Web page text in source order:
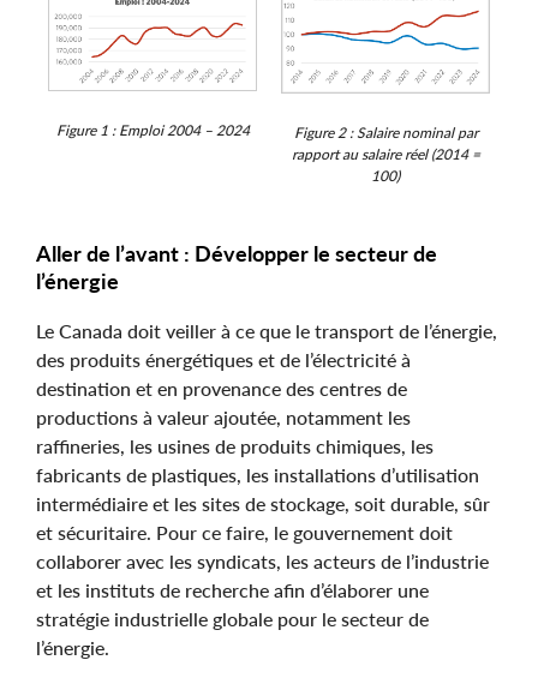
Figure 1 : Emploi 2004 – 2024
Figure 2 : Salaire nominal par
rapport au salaire réel (2014 =
100)
Aller de l’avant : Développer le secteur de
l’énergie
Le Canada doit veiller à ce que le transport de l’énergie,
des produits énergétiques et de l’électricité à
destination et en provenance des centres de
productions à valeur ajoutée, notamment les
raffineries, les usines de produits chimiques, les
fabricants de plastiques, les installations d’utilisation
intermédiaire et les sites de stockage, soit durable, sûr
et sécuritaire. Pour ce faire, le gouvernement doit
collaborer avec les syndicats, les acteurs de l’industrie
et les instituts de recherche afin d’élaborer une
stratégie industrielle globale pour le secteur de
l’énergie.